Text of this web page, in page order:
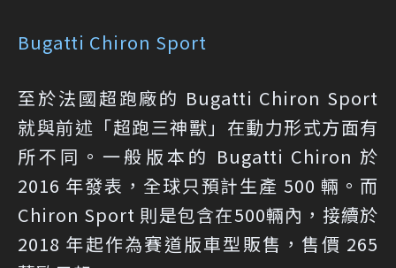
Bugatti Chiron Sport
至於法國超跑廠的 Bugatti Chiron Sport
就與前述「超跑三神獸」在動力形式方面有
所不同。一般版本的 Bugatti Chiron 於
2016 年發表，全球只預計生產 500 輛。而
Chiron Sport 則是包含在500輛內，接續於
2018 年起作為賽道版車型販售，售價 265